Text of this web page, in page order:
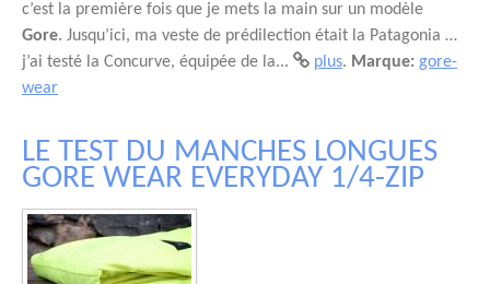
c’est la première fois que je mets la main sur un modèle
Gore. Jusqu’ici, ma veste de prédilection était la Patagonia …
j’ai testé la Concurve, équipée de la...
plus. Marque: gore-
wear
LE TEST DU MANCHES LONGUES
GORE WEAR EVERYDAY 1/4-ZIP